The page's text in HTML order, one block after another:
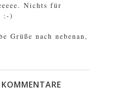
Nichts für
:-)
Grüße nach nebenan,